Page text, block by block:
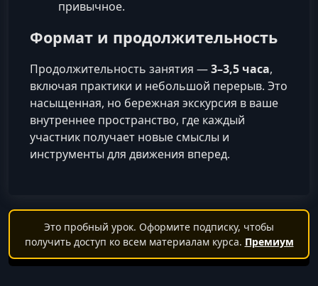
привычное.
Формат и продолжительность
Продолжительность занятия —3–3,5 часа,
включая практики и небольшой перерыв. Это
насыщенная, но бережная экскурсия в ваше
внутреннее пространство, где каждый
участник получает новые смыслы и
инструменты для движения вперед.
Это пробный урок. Оформите подписку, чтобы
получить доступ ко всем материалам курса. Премиум